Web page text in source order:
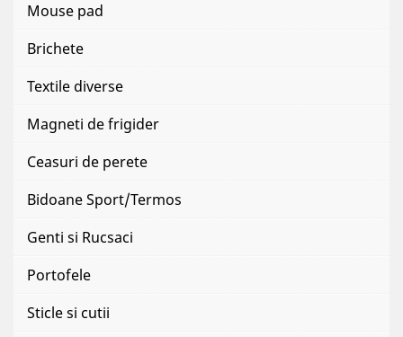
Mouse pad
Brichete
Textile diverse
Magneti de frigider
Ceasuri de perete
Bidoane Sport/Termos
Genti si Rucsaci
Portofele
Sticle si cutii